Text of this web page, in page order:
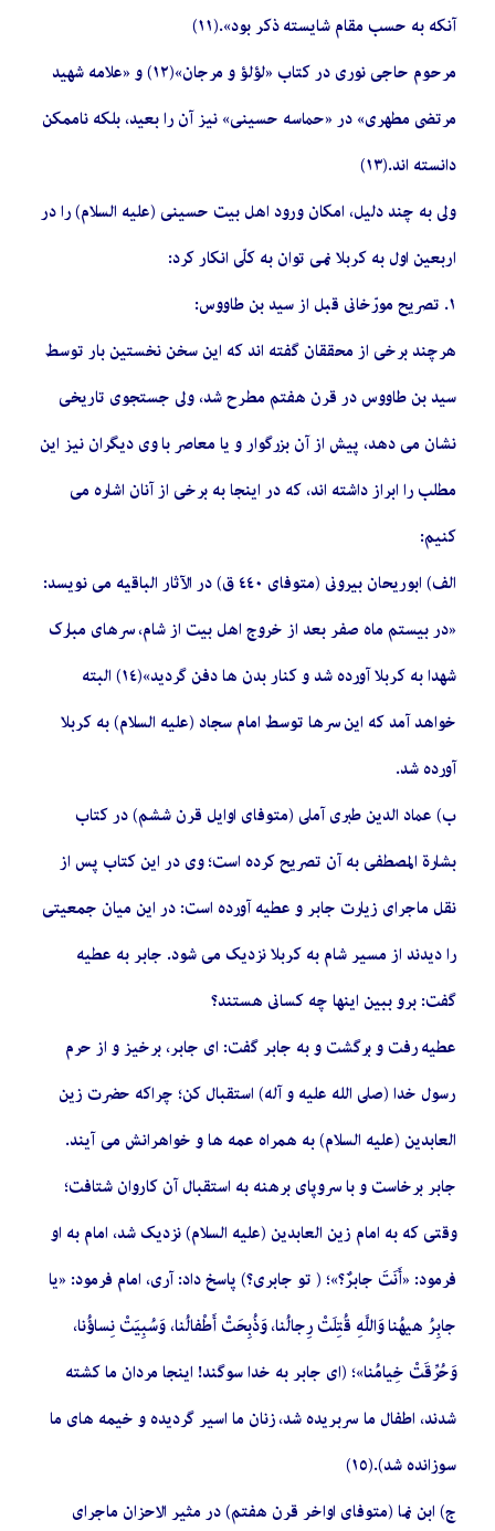
آنکه به حسب مقام شایسته ذکر بود».(١١)
مرحوم حاجى نورى در کتاب «لؤلؤ و مرجان»(١٢) و «علامه شهید
مرتضى مطهرى» در «حماسه حسینى» نیز آن را بعید، بلکه ناممکن
دانسته ‏اند.(١٣)
ولى به چند دلیل، امکان ورود اهل ‏بیت حسینى (علیه السلام) را در
اربعین اول به کربلا نمى‏ توان به کلّى انکار کرد:
١. تصریح مورّخانى قبل از سید بن طاووس‏:
هرچند برخى از محققان گفته ‏اند که این سخن نخستین بار توسط
سید بن طاووس در قرن هفتم مطرح شد، ولى جستجوى تاریخى
نشان مى‏ دهد، پیش از آن بزرگوار و یا معاصر با وى دیگران نیز این
مطلب را ابراز داشته ‏اند، که در اینجا به برخى از آنان اشاره مى‏
کنیم:
الف) ابوریحان بیرونى (متوفاى ٤٤٠ ق) در الآثار الباقیه مى‏ نویسد:
«در بیستم ماه صفر بعد از خروج اهل بیت از شام، سرهاى مبارک
شهدا به کربلا آورده شد و کنار بدن‏ ها دفن گردید»(١٤) البته
خواهد آمد که این سرها توسط امام سجاد (علیه السلام) به کربلا
آورده شد.
ب) عماد الدین طبرى آملى (متوفاى اوایل قرن ششم) در کتاب
بشارة المصطفى به آن تصریح کرده است؛ وى در این کتاب پس از
نقل ماجراى زیارت جابر و عطیه آورده است: در این میان جمعیتى
را دیدند از مسیر شام به کربلا نزدیک مى‏ شود. جابر به عطیه
گفت: برو ببین اینها چه کسانى هستند؟
عطیه رفت و برگشت و به جابر گفت: اى جابر، برخیز و از حرم
رسول خدا (صلى الله علیه و آله) استقبال کن؛ چراکه حضرت زین
العابدین (علیه السلام) به همراه عمه ‏ها و خواهرانش مى‏ آیند.
جابر برخاست و با سروپاى برهنه به استقبال آن کاروان شتافت؛
وقتى که به امام زین ‏العابدین (علیه السلام) نزدیک شد، امام به او
فرمود: «أَنَتَ جابرٌ؟»؛ ( تو جابرى؟) پاسخ داد: آرى، امام فرمود: «یا
جابِرُ هیهُنا وَاللَّهِ قُتِلَتْ رِجالُنا، وَذُبِحَتْ أَطْفالُنا، وَسُبِیَتْ نِساؤُنا،
وَحُرِّقَتْ خِیامُنا»؛ (اى جابر به خدا سوگند! اینجا مردان ما کشته
شدند، اطفال ما سربریده شد، زنان ما اسیر گردیده و خیمه‏ هاى ما
سوزانده شد).(١٥)
ج) ابن نما (متوفاى اواخر قرن هفتم) در مثیر الاحزان ماجراى